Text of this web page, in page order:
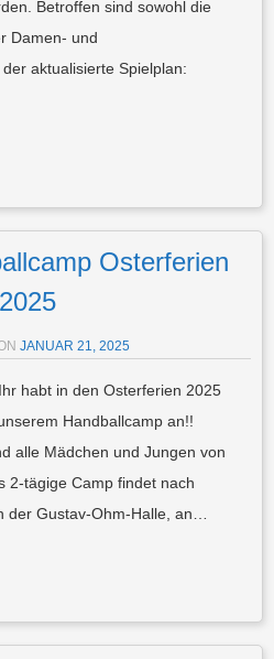
Betroffen sind sowohl die
Damen- und
aktualisierte Spielplan:
Osterferien
2025
JANUAR 21, 2025
habt in den Osterferien 2025
Handballcamp an!!
alle Mädchen und Jungen von
2-tägige Camp findet nach
der Gustav-Ohm-Halle, an…